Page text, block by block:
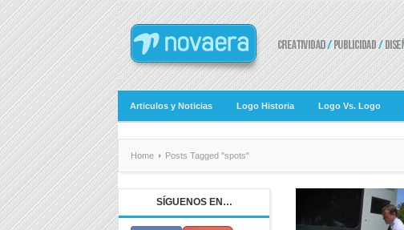
Articulos y Noticias Logo Historia Logo Vs. Logo
Home Posts Tagged "spots"
SÍGUENOS EN…